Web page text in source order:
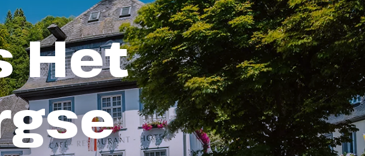
Het